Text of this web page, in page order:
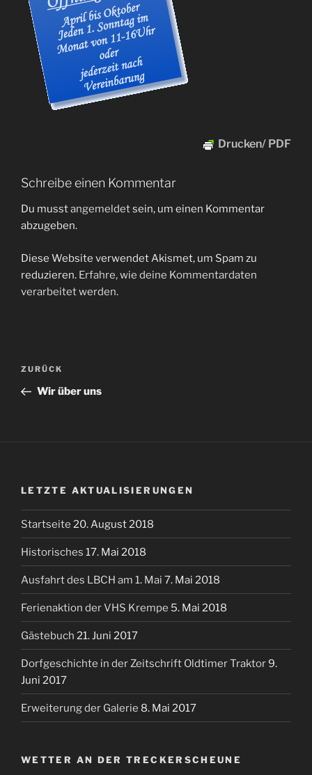
Drucken/ PDF
Schreibe einen Kommentar
Du musstangemeldetsein, um einen Kommentar
abzugeben.
Diese Website verwendet Akismet, um Spam zu
reduzieren. Erfahre, wie deine Kommentardaten
verarbeitet werden.
Beitragsnavigation
Vorheriger
Beitrag
ZURÜCK
Wir über uns
LETZTE AKTUALISIERUNGEN
Startseite 20. August 2018
Historisches 17. Mai 2018
Ausfahrt des LBCH am 1. Mai 7. Mai 2018
Ferienaktion der VHS Krempe 5. Mai 2018
Gästebuch 21. Juni 2017
Dorfgeschichte in der Zeitschrift Oldtimer Traktor9.
Juni 2017
Erweiterung der Galerie 8. Mai 2017
WETTER AN DER TRECKERSCHEUNE